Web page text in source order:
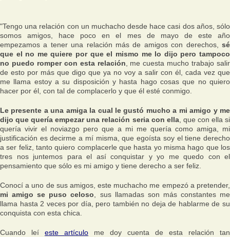
"Tengo una relación con un muchacho desde hace casi dos años, sólo
somos amigos, hace poco en el mes de mayo de este año
empezamos a tener una relación más de amigos con derechos, sé
que el no me quiere por que el mismo me lo dijo pero tampoco
no puedo romper con esta relación , me cuesta mucho trabajo salir
de esto por más que digo que ya no voy a salir con él, cada vez que
me llama estoy a su disposición y hasta hago cosas que no quiero
hacer por él, con tal de complacerlo y que él esté conmigo.
Le presente a una amiga la cual le gustó mucho a mi amigo y me
dijo que quería empezar una relación seria con ella, que con ella si
quería vivir el noviazgo pero que a mi me quería como amiga, mi
justificación es decirme a mí misma, que egoísta soy el tiene derecho
a ser feliz, tanto quiero complacerle que hasta yo misma hago que los
tres nos juntemos para el así conquistar y yo me quedo con el
pensamiento que sólo es mi amigo y tiene derecho a ser feliz.
Conocí a uno de sus amigos, este muchacho me empezó a pretender,
mi amigo se puso celoso , sus llamadas son más constantes me
llama hasta 2 veces por día, pero también no deja de hablarme de su
conquista con esta chica.
Cuando leí este artículo me doy cuenta de esta relación tan